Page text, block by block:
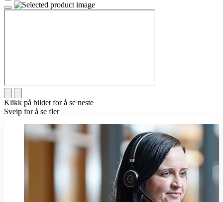
Klikk på bildet for å se neste
Sveip for å se fler